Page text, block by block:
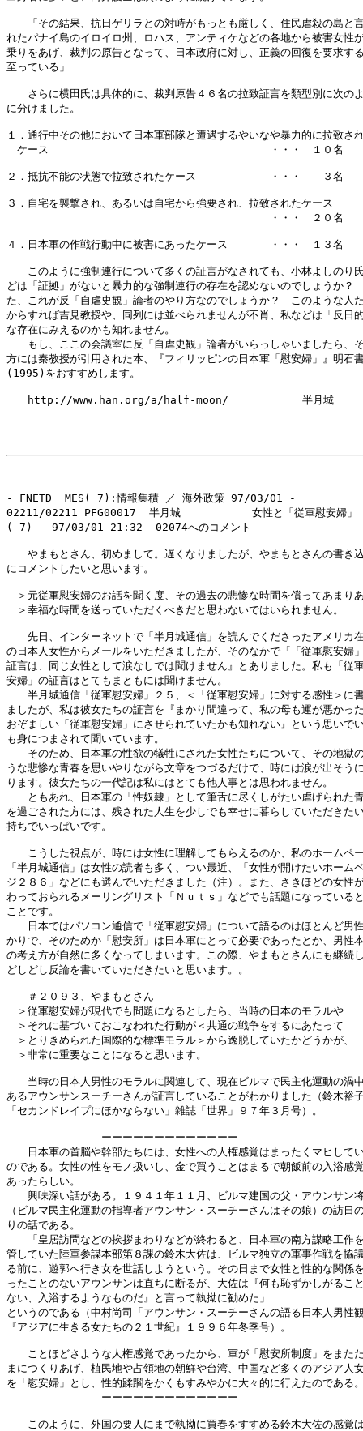
「その結果、抗日ゲリラとの対峙がもっとも厳しく、住民虐殺の島と
れたパナイ島のイロイロ州、ロハス、アンティケなどの各地から被害女性
乗りをあげ、裁判の原告となって、日本政府に対し、正義の回復を要求す
至っている」
さらに横田氏は具体的に、裁判原告４６名の拉致証言を類型別に次の
に分けました。
１．通行中その他において日本軍部隊と遭遇するやいなや暴力的に拉致さ
ケース　　　　　　　　　　　　　　　　　　　　　・・・　１０名
２．抵抗不能の状態で拉致されたケース　　　　　　　・・・　　３名
３．自宅を襲撃され、あるいは自宅から強要され、拉致されたケース
・・・　２０名
４．日本軍の作戦行動中に被害にあったケース　　　　・・・　１３名
このように強制連行について多くの証言がなされても、小林よしのり
どは「証拠」がないと暴力的な強制連行の存在を認めないのでしょうか？
た、これが反「自虐史観」論者のやり方なのでしょうか？　このような人
からすれば吉見教授や、同列には並べられませんが不肖、私などは「反日
な存在にみえるのかも知れません。
もし、ここの会議室に反「自虐史観」論者がいらっしゃいましたら、
方には秦教授が引用された本、『フィリッピンの日本軍「慰安婦」』明石
(1995)をおすすめします。
http://www.han.org/a/half-moon/　　　　　　　半月城
- FNETD  MES( 7):情報集積 ／ 海外政策 97/03/01 -
02211/02211 PFG00017  半月城           女性と「従軍慰安婦」
( 7)   97/03/01 21:32  02074へのコメント
やまもとさん、初めまして。遅くなりましたが、やまもとさんの書き
にコメントしたいと思います。
＞元従軍慰安婦のお話を聞く度、その過去の悲惨な時間を償ってあまり
＞幸福な時間を送っていただくべきだと思わないではいられません。
先日、インターネットで「半月城通信」を読んでくださったアメリカ
の日本人女性からメールをいただきましたが、そのなかで『「従軍慰安婦
証言は、同じ女性として涙なしでは聞けません』とありました。私も「従
安婦」の証言はとてもまともには聞けません。
半月城通信「従軍慰安婦」２５、＜「従軍慰安婦」に対する感性＞に
ましたが、私は彼女たちの証言を『まかり間違って、私の母も運が悪かっ
おぞましい「従軍慰安婦」にさせられていたかも知れない』という思いで
も身につまされて聞いています。
そのため、日本軍の性欲の犠牲にされた女性たちについて、その地獄
うな悲惨な青春を思いやりながら文章をつづるだけで、時には涙が出そう
ります。彼女たちの一代記は私にはとても他人事とは思われません。
ともあれ、日本軍の「性奴隷」として筆舌に尽くしがたい虐げられた
を過ごされた方には、残された人生を少しでも幸せに暮らしていただきた
持ちでいっぱいです。
こうした視点が、時には女性に理解してもらえるのか、私のホームペ
「半月城通信」は女性の読者も多く、つい最近、「女性が開けたいホーム
ジ２８６」などにも選んでいただきました（注）。また、さきほどの女性
わっておられるメーリングリスト「Ｎｕｔｓ」などでも話題になっている
ことです。
日本ではパソコン通信で「従軍慰安婦」について語るのはほとんど男
かりで、そのためか「慰安所」は日本軍にとって必要であったとか、男性
の考え方が自然に多くなってしまいます。この際、やまもとさんにも継続
どしどし反論を書いていただきたいと思います。。
＃２０９３、やまもとさん
＞従軍慰安婦が現代でも問題になるとしたら、当時の日本のモラルや
＞それに基づいておこなわれた行動が＜共通の戦争をするにあたって
＞とりきめられた国際的な標準モラル＞から逸脱していたかどうかが、
＞非常に重要なことになると思います。
当時の日本人男性のモラルに関連して、現在ビルマで民主化運動の渦
あるアウンサンスーチーさんが証言していることがわかりました（鈴木裕
「セカンドレイプにほかならない」雑誌「世界」９７年３月号）。
ーーーーーーーーーーーーー
日本軍の首脳や幹部たちには、女性への人権感覚はまったくマヒして
のである。女性の性をモノ扱いし、金で買うことはまるで朝飯前の入浴感
あったらしい。
興味深い話がある。１９４１年１１月、ビルマ建国の父・アウンサン
（ビルマ民主化運動の指導者アウンサン・スーチーさんはその娘）の訪日
りの話である。
「皇居訪問などの挨拶まわりなどが終わると、日本軍の南方謀略工作
管していた陸軍参謀本部第８課の鈴木大佐は、ビルマ独立の軍事作戦を協
る前に、遊郭へ行き女を世話しようという。その日まで女性と性的な関係
ったことのないアウンサンは直ちに断るが、大佐は『何も恥ずかしがるこ
ない、入浴するようなものだ』と言って執拗に勧めた」
というのである（中村尚司「アウンサン・スーチーさんの語る日本人男性
『アジアに生きる女たちの２１世紀』１９９６年冬季号）。
ことほどさような人権感覚であったから、軍が「慰安所制度」をまた
まにつくりあげ、植民地や占領地の朝鮮や台湾、中国など多くのアジア人
を「慰安婦」とし、性的蹂躙をかくもすみやかに大々的に行えたのである
ーーーーーーーーーーーーー
このように、外国の要人にまで執拗に買春をすすめる鈴木大佐の感覚